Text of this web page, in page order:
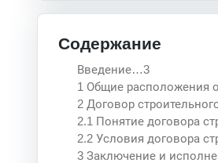
Содержание
Введение…3
1 Общие расположения
2 Договор
2.1 Понятие договора
2.2 Условия договора
3 Заключение и